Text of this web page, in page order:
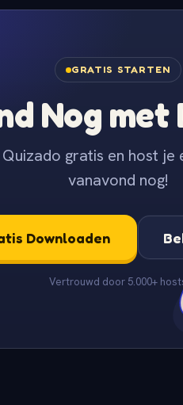
GRATIS STARTEN
Nog
gratis en host
vanavond nog!
Downloaden
Vertrouwd door 5.000+